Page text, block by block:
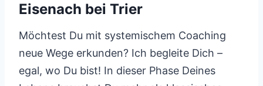
Eisenach bei Trier
Möchtest Du mit systemischem Coaching
neue Wege erkunden? Ich begleite Dich –
egal, wo Du bist! In dieser Phase Deines